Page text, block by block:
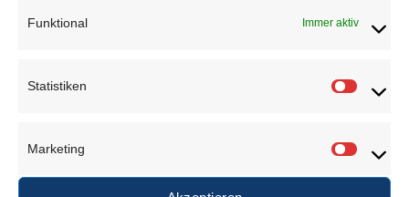
Funktional Immer aktiv
Statistiken
Marketing